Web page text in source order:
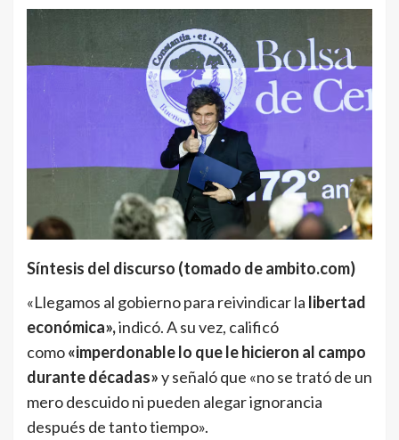
Síntesis del discurso (tomado de ambito.com)
«Llegamos al gobierno para reivindicar la libertad
económica»,indicó. A su vez, calificó
como«imperdonable lo que le hicieron al campo
durante décadas»y señaló que «no se trató de un
mero descuido ni pueden alegar ignorancia
después de tanto tiempo».